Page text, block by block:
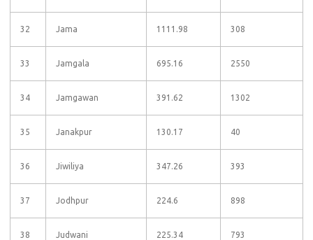
32 Jama 1111.98 308
33 Jamgala 695.16 2550
34 Jamgawan 391.62 1302
35 Janakpur 130.17 40
36 Jiwiliya 347.26 393
37 Jodhpur 224.6 898
38 Judwani 225.34 793